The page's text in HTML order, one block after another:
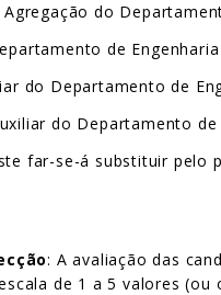
do
de
do Departamento de
do Departamento
far-se-á substituir
: A avaliação das
de 1 a 5 valores (ou